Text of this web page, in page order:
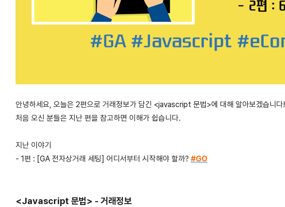
안녕하세요, 오늘은 2편으로 거래정보가 담긴 <javascript 문법>에 대해 알아보겠습니다!
처음 오신 분들은 지난 편을 참고하면 이해가 쉽습니다.
지난 이야기
- 1편 : [GA 전자상거래 세팅] 어디서부터 시작해야 할까? #GO
<Javascript 문법> - 거래정보